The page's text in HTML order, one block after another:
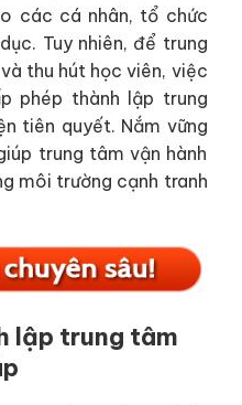
các cá nhân, tổ chức
Tuy nhiên, để trung
thu hút học viên, việc
phép thành lập trung
tiên quyết. Nắm vững
trung tâm vận hành
môi trường cạnh tranh
lập trung tâm